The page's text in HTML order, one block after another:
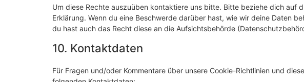
Um diese Rechte auszuüben kontaktiere uns bitte. Bitte beziehe dich auf
Erklärung. Wenn du eine Beschwerde darüber hast, wie wir deine Daten
du hast auch das Recht diese an die Aufsichtsbehörde
10. Kontaktdaten
Für Fragen und/oder Kommentare über unsere Cookie-Richtlinien und